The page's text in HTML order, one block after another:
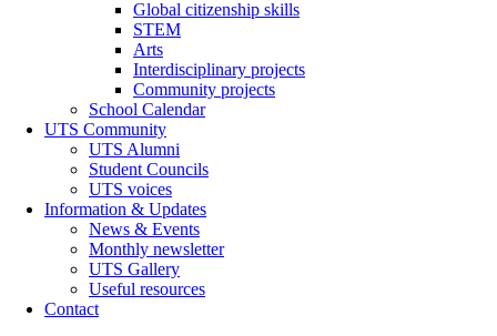
Global citizenship skills
STEM
Arts
Interdisciplinary projects
Community projects
School Calendar
UTS Community
UTS Alumni
Student Councils
UTS voices
Information & Updates
News & Events
Monthly newsletter
UTS Gallery
Useful resources
Contact